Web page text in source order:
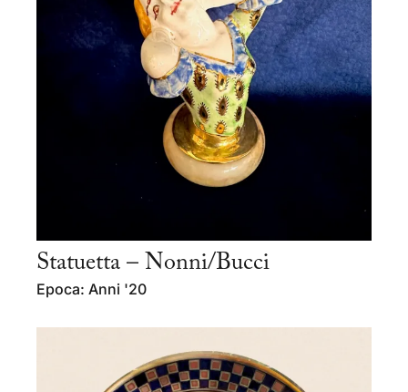
Statuetta – Nonni/Bucci
Epoca: Anni '20